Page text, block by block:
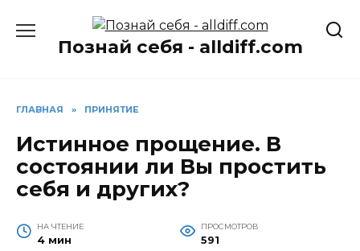
содержаниюПознай себя - alldiff.com
ГЛАВНАЯ » ПРИНЯТИЕ
Истинное прощение. В
состоянии ли Вы простить
себя и других?
НА ЧТЕНИЕ
4 мин
ПРОСМОТРОВ
591